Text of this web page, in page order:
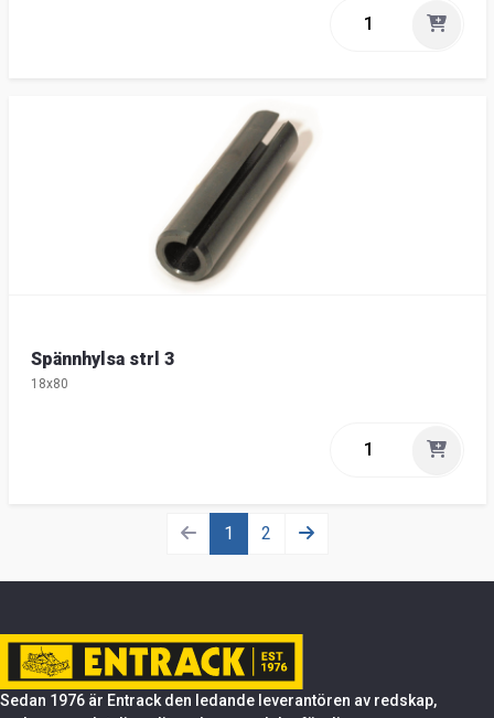
Spännhylsa strl 3
18x80
1 2
Sedan 1976 är Entrack den ledande leverantören av redskap,